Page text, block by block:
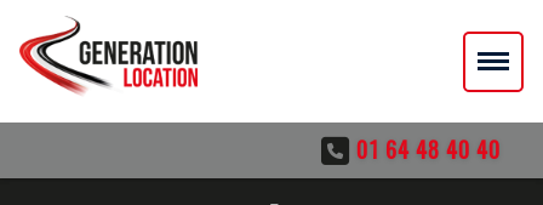
01 64 48 40 40